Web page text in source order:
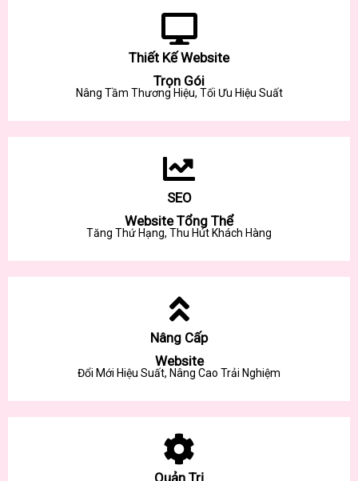
Thiết Kế Website
Trọn Gói
Nâng Tầm Thương Hiệu, Tối Ưu Hiệu Suất
SEO
Website Tổng Thể
Tăng Thứ Hạng, Thu Hút Khách Hàng
Nâng Cấp
Website
Đổi Mới Hiệu Suất, Nâng Cao Trải Nghiệm
Quản Trị